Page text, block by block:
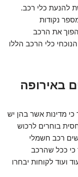
להנעת כלי רכב.
נקודות
את הרכב
כלי הרכב הללו
באירופה
כי מדינות אשר בהן יש
בוחרים לרכוש
רכב חשמלי
כי ככל שהרכב
ועוד לקוחות יבחרו